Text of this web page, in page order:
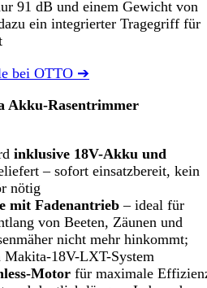
91 dB und einem Gewicht von
ein integrierter Tragegriff für
bei OTTO ➔
Akku-Rasentrimmer
inklusive 18V-Akku und
– sofort einsatzbereit, kein
nötig
mit Fadenantrieb – ideal für
von Beeten, Zäunen und
nicht mehr hinkommt;
18V-LXT-System
Motor für maximale